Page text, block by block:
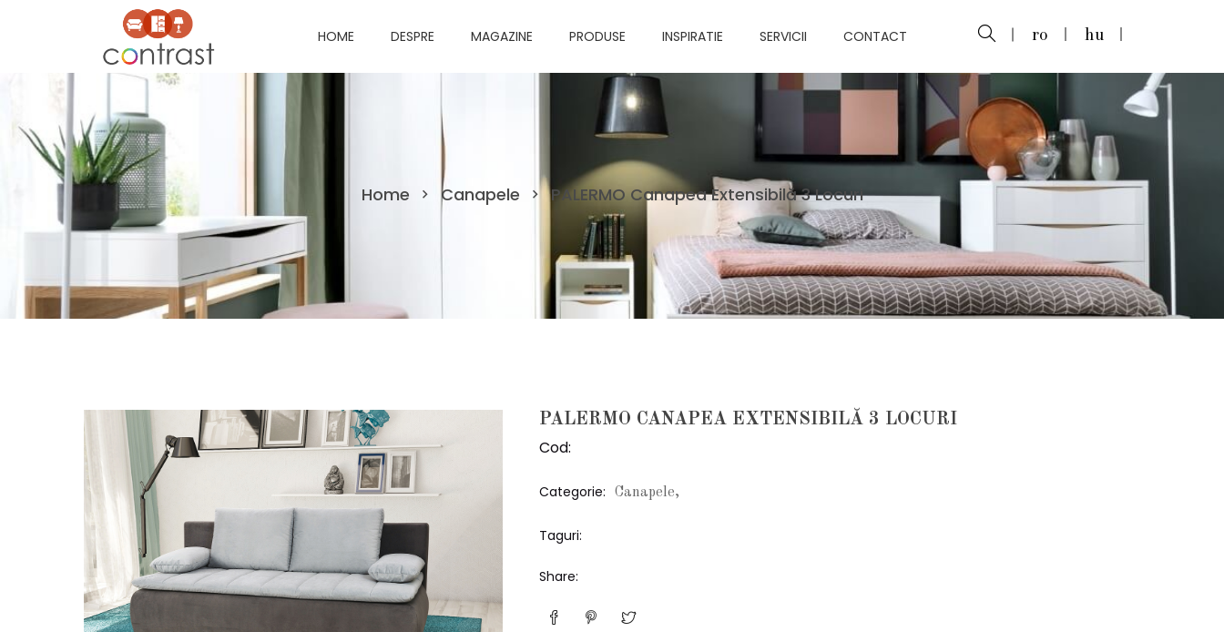
HOME DESPRE MAGAZINE PRODUSE INSPIRATIE SERVICII CONTACT ro hu
Home Canapele PALERMO Canapea Extensibilă 3 Locuri
PALERMO CANAPEA EXTENSIBILĂ 3 LOCURI
Cod:
Categorie: Canapele,
Taguri:
Share: